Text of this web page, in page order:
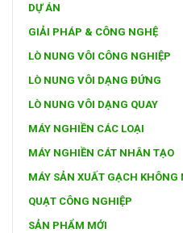
DỰ ÁN
GIẢI PHÁP & CÔNG NGHỆ
LÒ NUNG VÔI CÔNG NGHIỆP
LÒ NUNG VÔI DẠNG ĐỨNG
LÒ NUNG VÔI DẠNG QUAY
MÁY NGHIỀN CÁC LOẠI
MÁY NGHIỀN CÁT NHÂN TẠO
MÁY SẢN XUẤT GẠCH KHÔNG
QUẠT CÔNG NGHIỆP
SẢN PHẨM MỚI